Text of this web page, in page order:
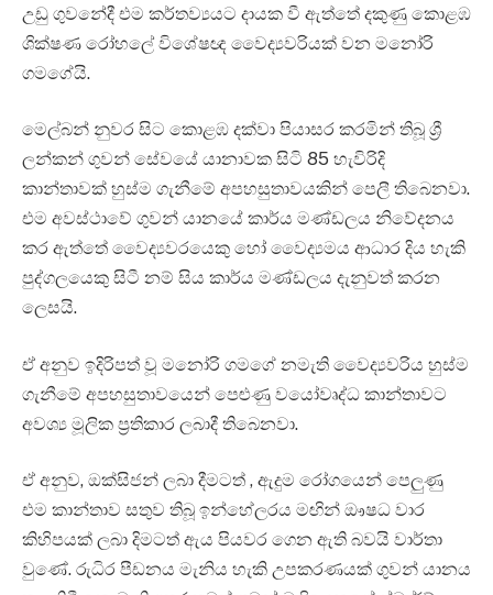
උඩු ගුවනේදී එම කර්තව්‍යයට දායක වී ඇත්තේ දකුණු කොළඹ
ශික්ෂණ රෝහලේ විශේෂඥ වෛද්‍යවරියක් වන මනෝරි
ගමගේයි.
මෙල්බන් නුවර සිට කොළඹ දක්වා පියාසර කරමින් තිබූ ශ්‍රී
ලන්කන් ගුවන් සේවයේ යානාවක සිටි 85 හැවිරිදි
කාන්තාවක් හුස්ම ගැනීමේ අපහසුතාවයකින් පෙලී තිබෙනවා.
එම අවස්ථාවේ ගුවන් යානයේ කාර්ය මණ්ඩලය නිවේදනය
කර ඇත්තේ වෛද්‍යවරයෙකු හෝ වෛද්‍යමය ආධාර දිය හැකි
පුද්ගලයෙකු සිටී නම් සිය කාර්ය මණ්ඩලය දැනුවත් කරන
ලෙසයි.
ඒ අනුව ඉදිරිපත් වූ මනෝරි ගමගේ නමැති වෛද්‍යවරිය හුස්ම
ගැනීමේ අපහසුතාවයෙන් පෙළුණු වයෝවෘද්ධ කාන්තාවට
අවශ්‍ය මූලික ප්‍රතිකාර ලබාදී තිබෙනවා.
ඒ අනුව, ඔක්සිජන් ලබා දීමටත් , ඇදුම රෝගයෙන් පෙලුණු
එම කාන්තාව සතුව තිබූ ඉන්හේලරය මඟින් ඖෂධ වාර
කිහිපයක් ලබා දිමටත් ඇය පියවර ගෙන ඇති බවයි වාර්තා
වුණේ. රුධිර පීඩනය මැනිය හැකි උපකරණයක් ගුවන් යානය